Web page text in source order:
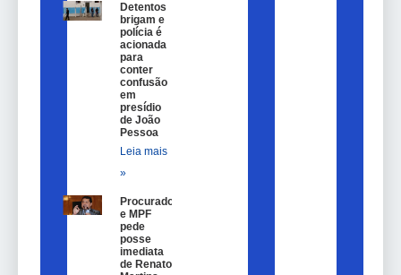
Detentos
brigam e
polícia é
acionada
para
conter
confusão
em
presídio
de João
Pessoa
Leia mais
»
Procurador
e MPF
pede
posse
imediata
de Renato